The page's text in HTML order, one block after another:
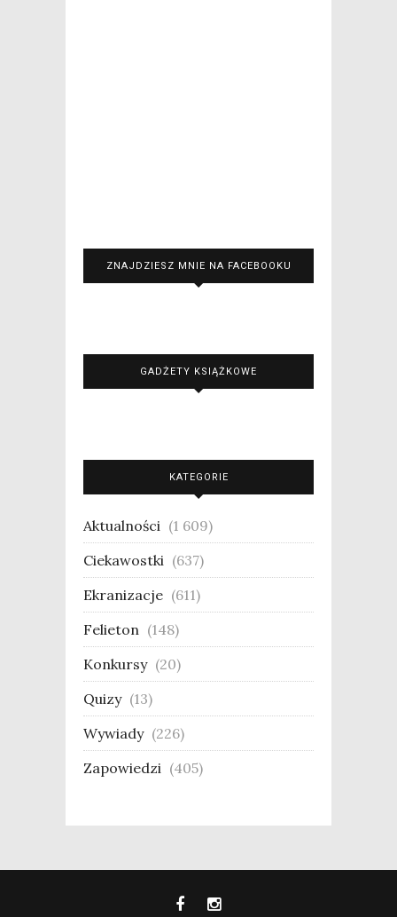
ZNAJDZIESZ MNIE NA FACEBOOKU
GADŻETY KSIĄŻKOWE
KATEGORIE
Aktualności (1 609)
Ciekawostki (637)
Ekranizacje (611)
Felieton (148)
Konkursy (20)
Quizy (13)
Wywiady (226)
Zapowiedzi (405)